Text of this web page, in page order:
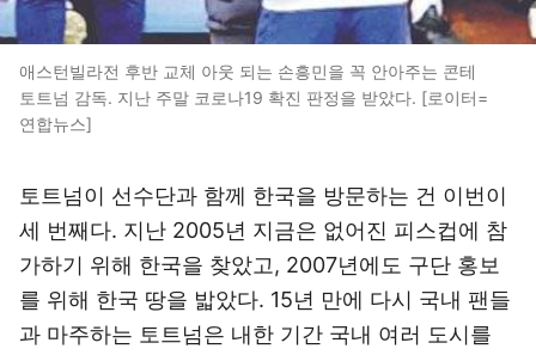
애스턴빌라전 후반 교체 아웃 되는 손흥민을 꼭 안아주는 콘테
토트넘 감독. 지난 주말 코로나19 확진 판정을 받았다. [로이터=
연합뉴스]
토트넘이 선수단과 함께 한국을 방문하는 건 이번이
세 번째다. 지난 2005년 지금은 없어진 피스컵에 참
가하기 위해 한국을 찾았고, 2007년에도 구단 홍보
를 위해 한국 땅을 밟았다. 15년 만에 다시 국내 팬들
과 마주하는 토트넘은 내한 기간 국내 여러 도시를